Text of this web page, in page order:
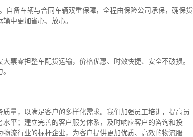
自备车辆与合同车辆双重保障，全程由保险公司承保，确保货
中更加省心、放心。
票零担整车配货运输，价格优惠、时效快捷、安全不破损。
量，以满足客户的多样化需求。我们加强员工培训，提高员
平；建立完善的客户服务体系，及时响应客户的咨询和投
流行业的标杆企业，为客户提供更加优质、高效的物流服